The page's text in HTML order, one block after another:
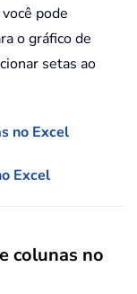
pode
o gráfico de
setas ao
no Excel
Excel
colunas no